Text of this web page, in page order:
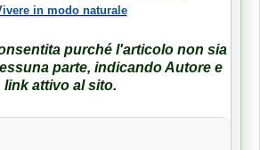
in modo naturale
purché l'articolo non sia
parte, indicando Autore e
link attivo al sito.